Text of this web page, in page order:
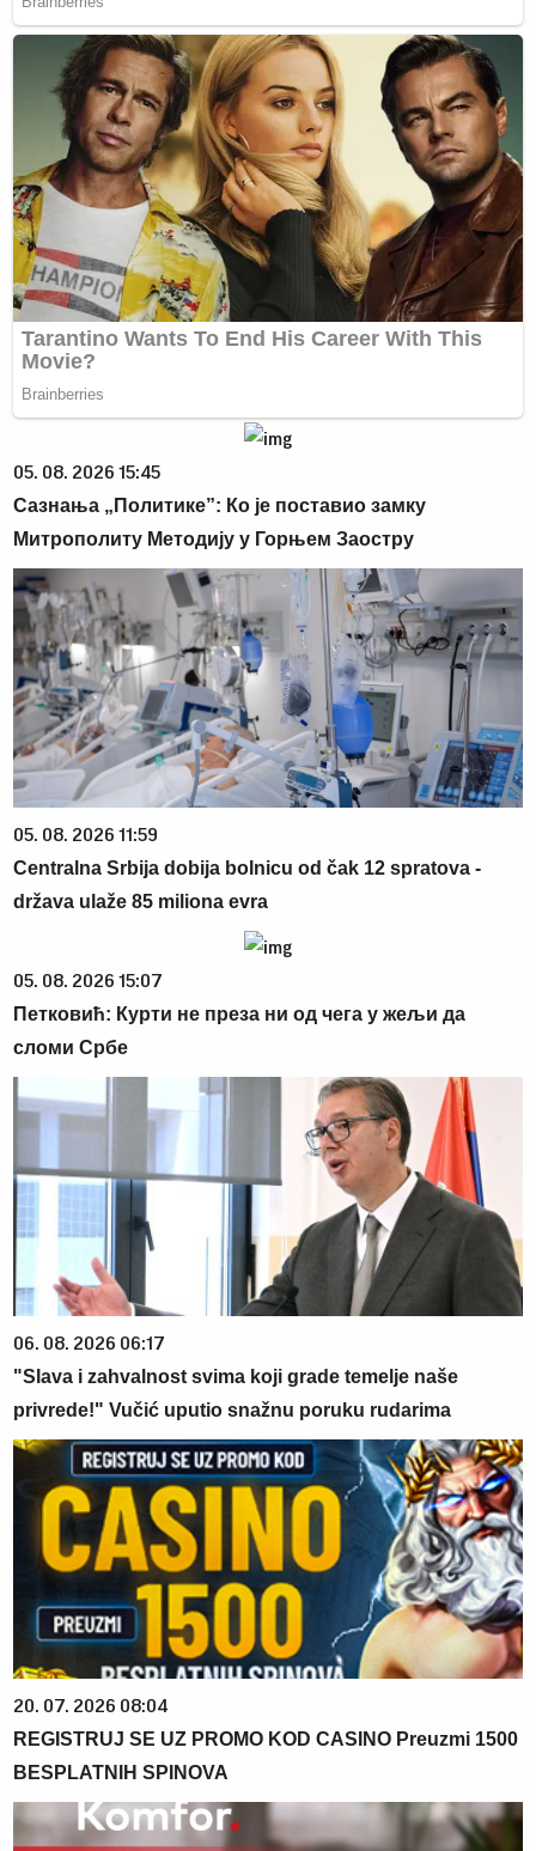
05. 08. 2026 15:45
Сазнања „Политике”: Ко је поставио замку
Митрополиту Методију у Горњем Заостру
05. 08. 2026 11:59
Centralna Srbija dobija bolnicu od čak 12 spratova -
država ulaže 85 miliona evra
05. 08. 2026 15:07
Петковић: Курти не преза ни од чега у жељи да
сломи Србе
06. 08. 2026 06:17
"Slava i zahvalnost svima koji grade temelje naše
privrede!" Vučić uputio snažnu poruku rudarima
20. 07. 2026 08:04
REGISTRUJ SE UZ PROMO KOD CASINO Preuzmi 1500
BESPLATNIH SPINOVA